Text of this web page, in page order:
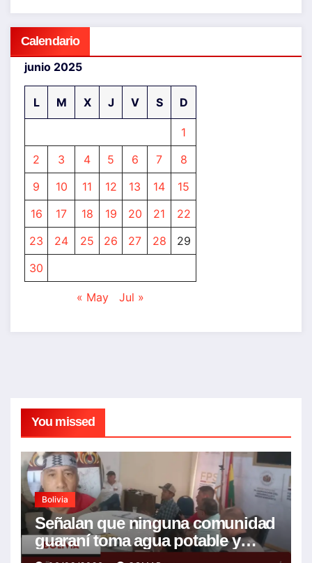
Calendario
junio 2025
L M X J V S D
1
2
3 4 5 6 7
8
9
10 11 12 13 14
15
16
17 18 19 20 21
22
23
24 25 26 27 28
29
30
« May Jul »
You missed
Bolivia
Señalan que ninguna comunidad
guaraní toma agua potable y
piden realizar un Foro para